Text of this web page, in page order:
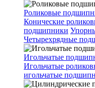
Роликовые
Конические
подшипники
Четырехрядные
Игольчатые
Игольчатые
игольчатые